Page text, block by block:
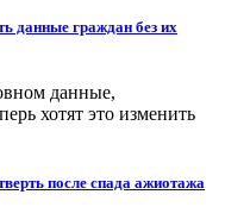
данные граждан без их
данные,
хотят это изменить
после спада ажиотажа